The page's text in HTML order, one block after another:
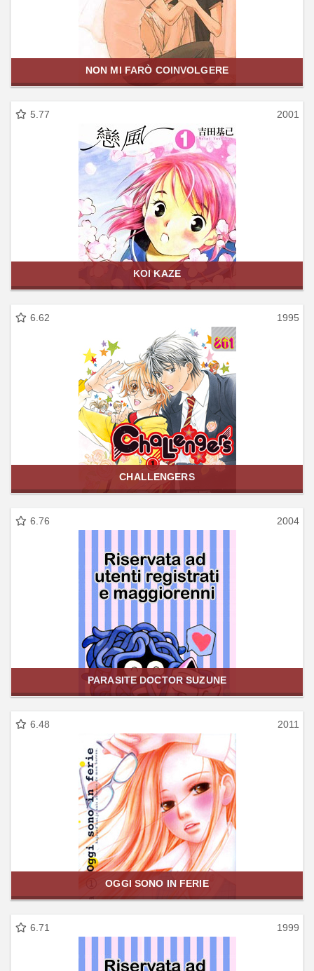
NON MI FARÒ COINVOLGERE
5.77 2001
KOI KAZE
6.62 1995
CHALLENGERS
6.76 2004
PARASITE DOCTOR SUZUNE
6.48 2011
OGGI SONO IN FERIE
6.71 1999